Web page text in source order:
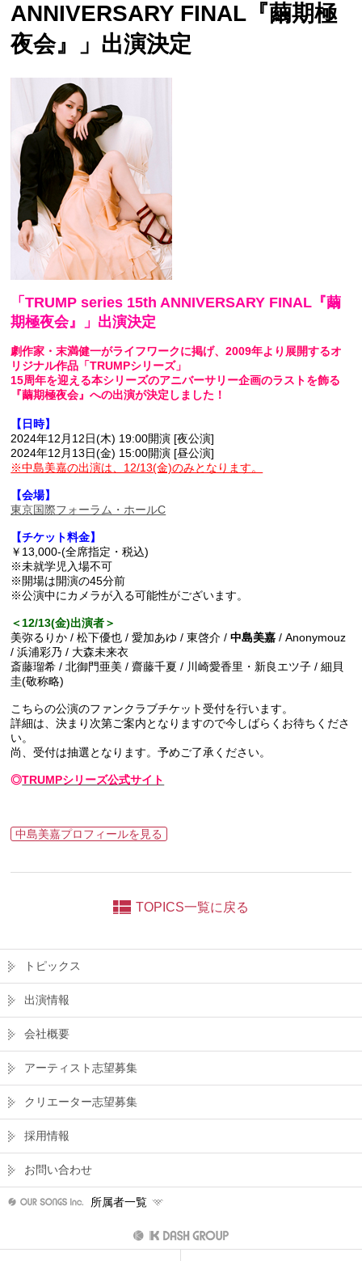
ANNIVERSARY FINAL『繭期極
夜会』」出演決定
「TRUMP series 15th ANNIVERSARY FINAL『繭
期極夜会』」出演決定
劇作家・末満健一がライフワークに掲げ、2009年より展開するオ
リジナル作品「TRUMPシリーズ」
15周年を迎える本シリーズのアニバーサリー企画のラストを飾る
『繭期極夜会』への出演が決定しました！
【日時】
2024年12月12日(木) 19:00開演 [夜公演]
2024年12月13日(金) 15:00開演 [昼公演]
※中島美嘉の出演は、12/13(金)のみとなります。
【会場】
東京国際フォーラム・ホールC
【チケット料金】
￥13,000-(全席指定・税込)
※未就学児入場不可
※開場は開演の45分前
※公演中にカメラが入る可能性がございます。
＜12/13(金)出演者＞
美弥るりか / 松下優也 / 愛加あゆ / 東啓介 /中島美嘉 / Anonymouz
/ 浜浦彩乃 / ⼤森未来⾐
斎藤瑠希 / 北御⾨亜美 / 齋藤千夏 / 川崎愛⾹⾥・新良エツ⼦ / 細⾙
圭(敬称略)
こちらの公演のファンクラブチケット受付を行います。
詳細は、決まり次第ご案内となりますので今しばらくお待ちくださ
い。
尚、受付は抽選となります。予めご了承ください。
◎TRUMPシリーズ公式サイト
中島美嘉プロフィールを見る
TOPICS一覧に戻る
トピックス
出演情報
会社概要
アーティスト志望募集
クリエーター志望募集
採用情報
お問い合わせ
所属者一覧